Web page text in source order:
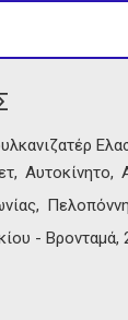
Αυτοκίνητο
- Βρονταμά,